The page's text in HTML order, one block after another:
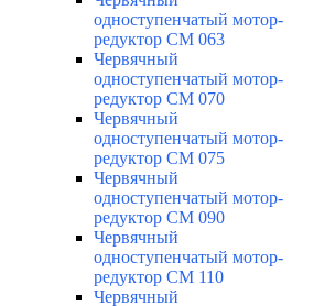
одноступенчатый мотор-
редуктор CM 063
Червячный
одноступенчатый мотор-
редуктор CM 070
Червячный
одноступенчатый мотор-
редуктор CM 075
Червячный
одноступенчатый мотор-
редуктор CM 090
Червячный
одноступенчатый мотор-
редуктор CM 110
Червячный